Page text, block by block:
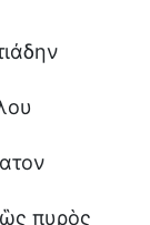
ὣς πυρὸς